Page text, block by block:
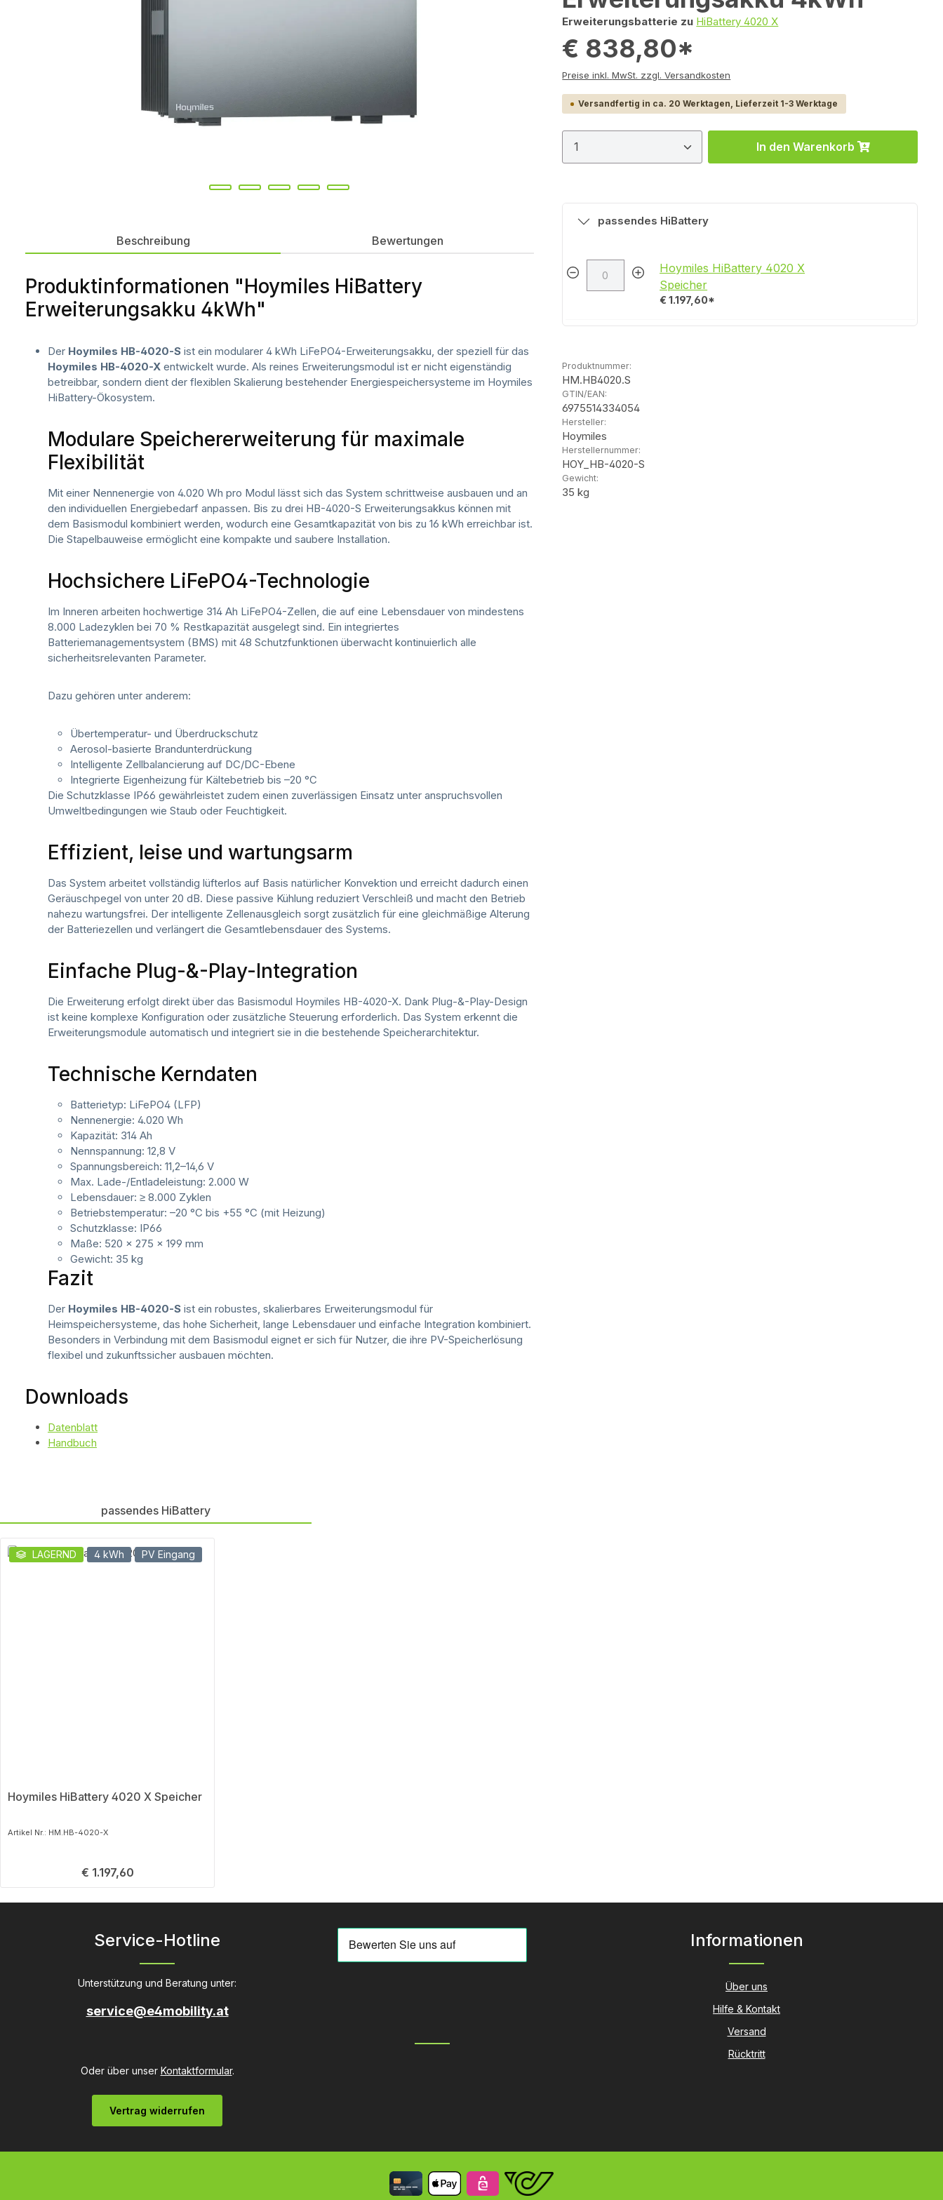
Erweiterungsbatterie zu HiBattery 4020 X
€ 838,80*
Preise inkl. MwSt. zzgl. Versandkosten
Versandfertig in ca. 20 Werktagen, Lieferzeit 1-3 Werktage
Produkt Anzahl: Gib den gewünschten Wert
In den Warenkorb
passendes HiBattery
Hoymiles HiBattery 4020 X
Speicher
€ 1.197,60*
Produktnummer:
HM.HB4020.S
GTIN/EAN:
6975514334054
Hersteller:
Hoymiles
Herstellernummer:
HOY_HB-4020-S
Gewicht:
35 kg
Beschreibung Bewertungen
Produktinformationen "Hoymiles HiBattery
Erweiterungsakku 4kWh"
Der Hoymiles HB-4020-S ist ein modularer 4 kWh LiFePO4-Erweiterungsakku, der speziell für das
Hoymiles HB-4020-X entwickelt wurde. Als reines Erweiterungsmodul ist er nicht eigenständig
betreibbar, sondern dient der flexiblen Skalierung bestehender Energiespeichersysteme im Hoymiles
HiBattery-Ökosystem.
Modulare Speichererweiterung für maximale
Flexibilität
Mit einer Nennenergie von 4.020 Wh pro Modul lässt sich das System schrittweise ausbauen und an
den individuellen Energiebedarf anpassen. Bis zu drei HB-4020-S Erweiterungsakkus können mit
dem Basismodul kombiniert werden, wodurch eine Gesamtkapazität von bis zu 16 kWh erreichbar ist.
Die Stapelbauweise ermöglicht eine kompakte und saubere Installation.
Hochsichere LiFePO4-Technologie
Im Inneren arbeiten hochwertige 314 Ah LiFePO4-Zellen, die auf eine Lebensdauer von mindestens
8.000 Ladezyklen bei 70 % Restkapazität ausgelegt sind. Ein integriertes
Batteriemanagementsystem (BMS) mit 48 Schutzfunktionen überwacht kontinuierlich alle
sicherheitsrelevanten Parameter.
Dazu gehören unter anderem:
Übertemperatur- und Überdruckschutz
Aerosol-basierte Brandunterdrückung
Intelligente Zellbalancierung auf DC/DC-Ebene
Integrierte Eigenheizung für Kältebetrieb bis –20 °C
Die Schutzklasse IP66 gewährleistet zudem einen zuverlässigen Einsatz unter anspruchsvollen
Umweltbedingungen wie Staub oder Feuchtigkeit.
Effizient, leise und wartungsarm
Das System arbeitet vollständig lüfterlos auf Basis natürlicher Konvektion und erreicht dadurch einen
Geräuschpegel von unter 20 dB. Diese passive Kühlung reduziert Verschleiß und macht den Betrieb
nahezu wartungsfrei. Der intelligente Zellenausgleich sorgt zusätzlich für eine gleichmäßige Alterung
der Batteriezellen und verlängert die Gesamtlebensdauer des Systems.
Einfache Plug-&-Play-Integration
Die Erweiterung erfolgt direkt über das Basismodul Hoymiles HB-4020-X. Dank Plug-&-Play-Design
ist keine komplexe Konfiguration oder zusätzliche Steuerung erforderlich. Das System erkennt die
Erweiterungsmodule automatisch und integriert sie in die bestehende Speicherarchitektur.
Technische Kerndaten
Batterietyp: LiFePO4 (LFP)
Nennenergie: 4.020 Wh
Kapazität: 314 Ah
Nennspannung: 12,8 V
Spannungsbereich: 11,2–14,6 V
Max. Lade-/Entladeleistung: 2.000 W
Lebensdauer: ≥ 8.000 Zyklen
Betriebstemperatur: –20 °C bis +55 °C (mit Heizung)
Schutzklasse: IP66
Maße: 520 × 275 × 199 mm
Gewicht: 35 kg
Fazit
Der Hoymiles HB-4020-S ist ein robustes, skalierbares Erweiterungsmodul für
Heimspeichersysteme, das hohe Sicherheit, lange Lebensdauer und einfache Integration kombiniert.
Besonders in Verbindung mit dem Basismodul eignet er sich für Nutzer, die ihre PV-Speicherlösung
flexibel und zukunftssicher ausbauen möchten.
Downloads
Datenblatt
Handbuch
passendes HiBattery
Produktgalerie überspringen
LAGERND 4 kWh PV Eingang
Hoymiles HiBattery 4020 X Speicher
Artikel Nr.: HM.HB-4020-X
Regulärer Preis:
€ 1.197,60
Service-Hotline
Unterstützung und Beratung unter:
service@e4mobility.at
Oder über unser Kontaktformular.
Vertrag widerrufen
Informationen
Über uns
Hilfe & Kontakt
Versand
Rücktritt